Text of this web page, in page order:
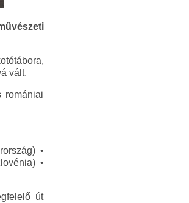
vált.
romániai
•
•
út